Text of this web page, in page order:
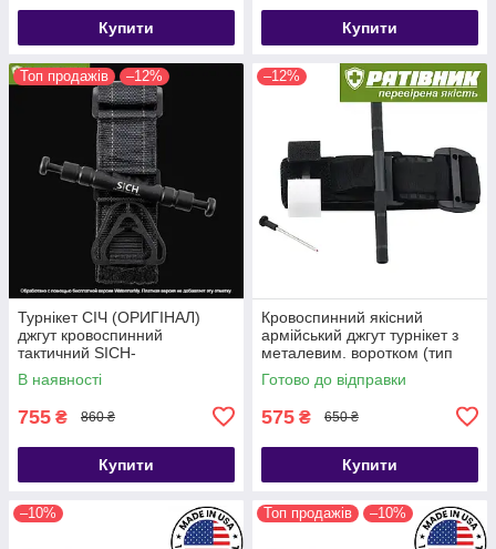
Купити Купити
Топ продажів –12%
Турнікет СІЧ (ОРИГІНАЛ)
джгут кровоспинний
тактичний SICH-
TOURNIQUET (ТЖТ)
В наявності
755 ₴ 860 ₴
Купити
–12%
Кровоспинний якісний
армійський джгут турнікет з
металевим. воротком (тип
CАТ-7)
Готово до відправки
575 ₴ 650 ₴
Купити
–10% Топ продажів –10%